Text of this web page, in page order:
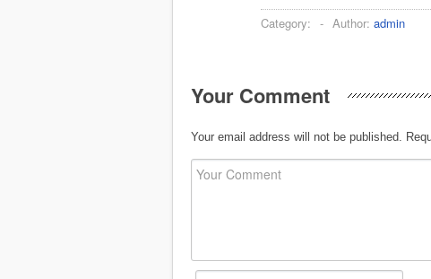
Category: - Author: admin
Your Comment
Your email address will not be published.